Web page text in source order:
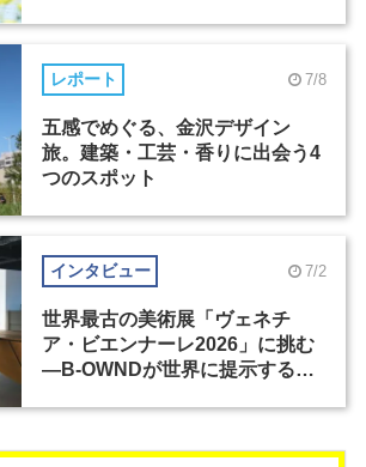
レポート 7/8
五感でめぐる、金沢デザイン
旅。建築・工芸・香りに出会う4
つのスポット
インタビュー 7/2
世界最古の美術展「ヴェネチ
ア・ビエンナーレ2026」に挑む
―B-OWNDが世界に提示する美